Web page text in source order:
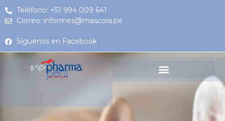
Teléfono: +51 994 009 641
Correo: informes@mascora.pe
Síguenos en Facebook